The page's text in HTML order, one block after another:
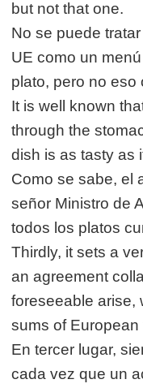
but not that one.
No se puede
UE como un
plato, pero no eso
It is well known
through the
dish is as tasty as
Como se sabe, el
señor Ministro de
todos los platos
Thirdly, it sets a
an agreement
foreseeable arise,
sums of
En tercer lugar,
cada vez que un